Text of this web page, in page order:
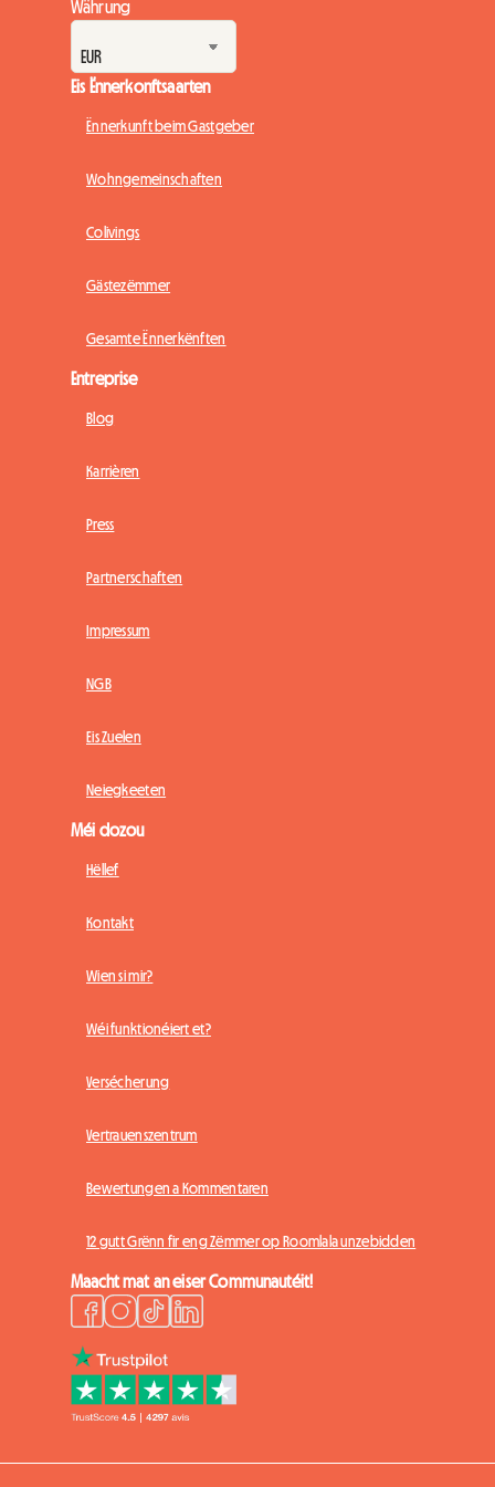
Währung
Eis Ënnerkonftsaarten
Ënnerkunft beim Gastgeber
Wohngemeinschaften
Colivings
Gästezëmmer
Gesamte Ënnerkënften
Entreprise
Blog
Karrièren
Press
Partnerschaften
Impressum
NGB
Eis Zuelen
Neiegkeeten
Méi dozou
Hëllef
Kontakt
Wien si mir?
Wéi funktionéiert et?
Versécherung
Vertrauenszentrum
Bewertungen a Kommentaren
12 gutt Grënn fir eng Zëmmer op Roomlala unzebidden
Maacht mat an eiser Communautéit!